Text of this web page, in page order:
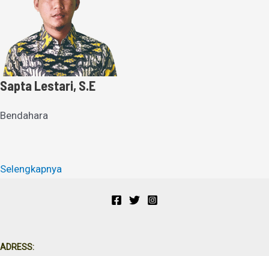
Sapta Lestari, S.E
Bendahara
Selengkapnya
ADRESS: